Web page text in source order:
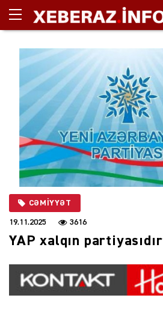
CƏMIYYƏT
19.11.2025 3616
YAP xalqın partiyasıdır